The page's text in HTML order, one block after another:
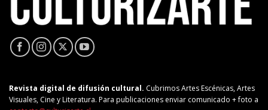
Revista digital de difusión cultural. Cubrimos Artes Escénicas, Artes
Visuales, Cine y Literatura. Para publicaciones enviar comunicado + foto a